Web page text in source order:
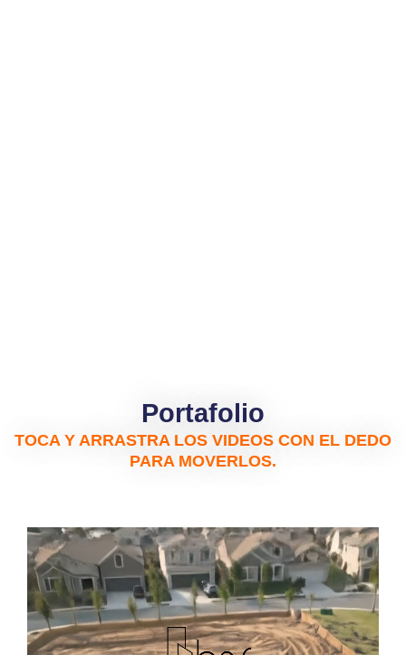
Portafolio
TOCA Y ARRASTRA LOS VIDEOS CON EL DEDO
PARA MOVERLOS.